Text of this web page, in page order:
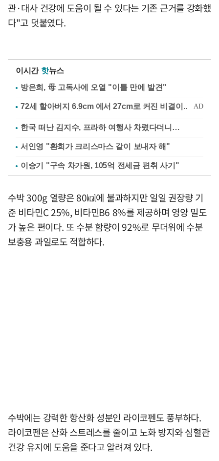
관·대사 건강에 도움이 될 수 있다는 기존 근거를 강화했
다"고 덧붙였다.
이시간 핫뉴스
방은희, 母 고독사에 오열 "이틀 만에 발견"
한국 떠난 김지수, 프라하 여행사 차렸다더니…
서인영 "환희가 크리스마스 같이 보내자 해"
이승기 "구속 차가원, 105억 전세금 편취 사기"
수박 300g 열량은 80㎉에 불과하지만 일일 권장량 기
준 비타민C 25%, 비타민B6 8%를 제공하며 영양 밀도
가 높은 편이다. 또 수분 함량이 92%로 무더위에 수분
보충용 과일로도 적합하다.
수박에는 강력한 항산화 성분인 라이코펜도 풍부하다.
라이코펜은 산화 스트레스를 줄이고 노화 방지와 심혈관
건강 유지에 도움을 준다고 알려져 있다.